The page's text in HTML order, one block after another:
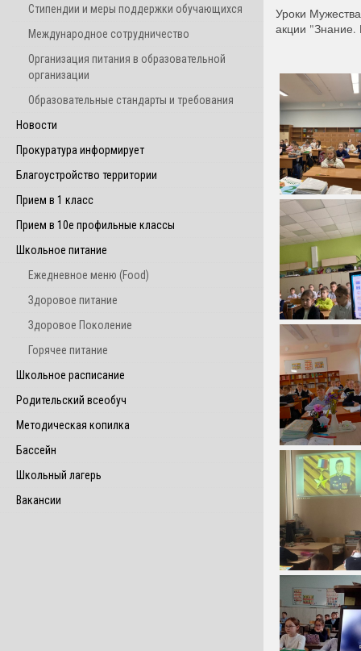
Стипендии и меры поддержки обучающихся
Международное сотрудничество
Организация питания в образовательной
организации
Образовательные стандарты и требования
Новости
Прокуратура информирует
Благоустройство территории
Прием в 1 класс
Прием в 10е профильные классы
Школьное питание
Ежедневное меню (Food)
Здоровое питание
Здоровое Поколение
Горячее питание
Школьное расписание
Родительский всеобуч
Методическая копилка
Бассейн
Школьный лагерь
Вакансии
Уроки
акции "Знание.